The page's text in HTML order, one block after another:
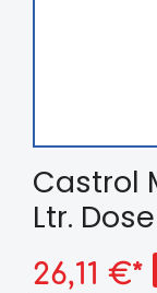
Castrol
Ltr. Dose
26,11 €*